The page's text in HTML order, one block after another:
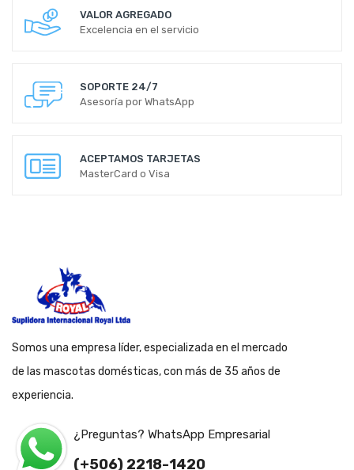
VALOR AGREGADO
Excelencia en el servicio
SOPORTE 24/7
Asesoría por WhatsApp
ACEPTAMOS TARJETAS
MasterCard o Visa
Somos una empresa líder, especializada en el mercado
de las mascotas domésticas, con más de 35 años de
experiencia.
¿Preguntas? WhatsApp Empresarial
(+506) 2218-1420